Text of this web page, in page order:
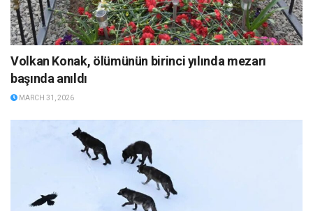
Volkan Konak, ölümünün birinci yılında mezarı
başında anıldı
MARCH 31, 2026